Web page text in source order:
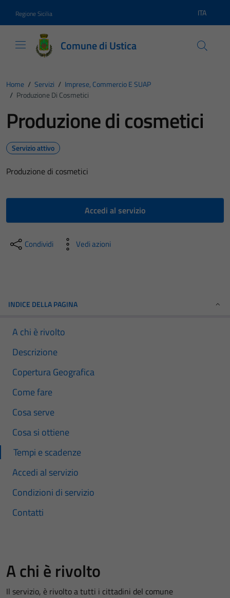
Regione Sicilia Lingua
ITA
Comune di Ustica
Home / Servizi / Imprese, Commercio E SUAP
/ Produzione Di Cosmetici
Produzione di cosmetici
Servizio attivo
Produzione di cosmetici
Accedi al servizio
Condividi Vedi azioni
INDICE DELLA PAGINA
A chi è rivolto
Descrizione
Copertura Geografica
Come fare
Cosa serve
Cosa si ottiene
Tempi e scadenze
Accedi al servizio
Condizioni di servizio
Contatti
A chi è rivolto
Il servizio, è rivolto a tutti i cittadini del comune